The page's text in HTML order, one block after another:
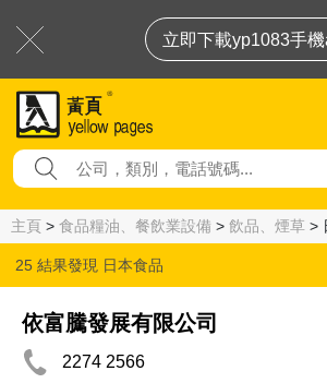
立即下載yp1083手
主頁 > 食品糧油、餐飲業設備 > 飲品、煙草 >
25 結果發現 日本食品
依富騰發展有限公司
2274 2566